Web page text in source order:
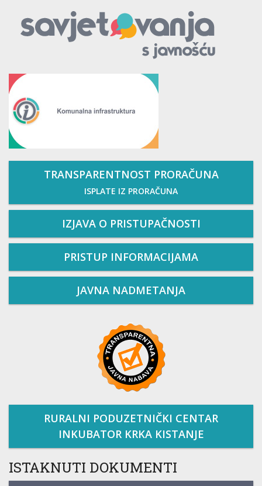
TRANSPARENTNOST PRORAČUNA
ISPLATE IZ PRORAČUNA
IZJAVA O PRISTUPAČNOSTI
PRISTUP INFORMACIJAMA
JAVNA NADMETANJA
RURALNI PODUZETNIČKI CENTAR
INKUBATOR KRKA KISTANJE
ISTAKNUTI DOKUMENTI